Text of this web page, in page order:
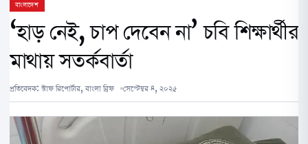
বাংলাদেশ
‘হাড় নেই, চাপ দেবেন না’ চবি শিক্ষার্থীর
মাথায় সতর্কবার্তা
প্রতিবেদক: স্টাফ রিপোর্টার, বাংলা ব্রিফ সেপ্টেম্বর ৪, ২০২৫